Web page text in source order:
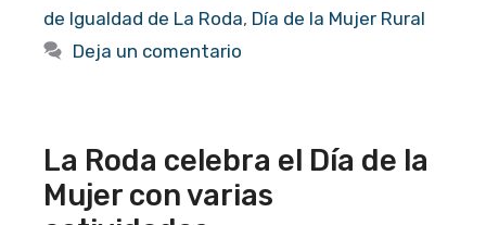
de Igualdad de La Roda, Día de la Mujer Rural
Deja un comentario
La Roda celebra el Día de la
Mujer con varias